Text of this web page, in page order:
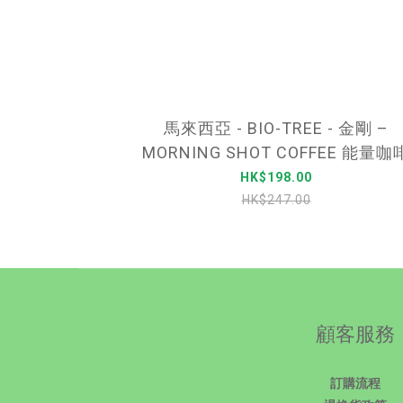
馬來西亞 - BIO-TREE - 金剛 –
MORNING SHOT COFFEE 能量咖
TONGKAT ALI 東革阿里 – (純白鮮奶
啡) – 一盒/20包
HK$198.00
HK$247.00
顧客服務
訂購流程